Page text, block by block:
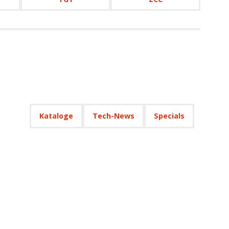
Kataloge Tech-News Specials